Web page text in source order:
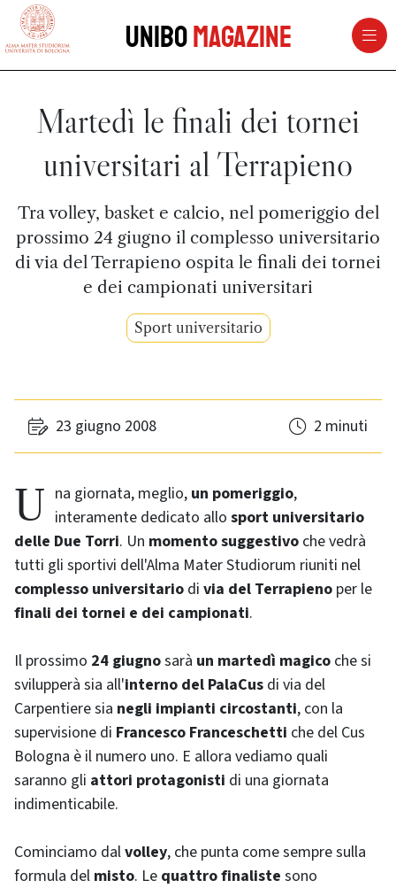
vai al contenuto della pagina
UniboMagazine
Martedì le finali dei tornei
universitari al Terrapieno
Tra volley, basket e calcio, nel pomeriggio del
prossimo 24 giugno il complesso universitario
di via del Terrapieno ospita le finali dei tornei
e dei campionati universitari
Sport universitario
23 giugno 2008 2 minuti
Una giornata, meglio, un pomeriggio,
interamente dedicato allo sport universitario
delle Due Torri. Un momento suggestivo che vedrà
tutti gli sportivi dell'Alma Mater Studiorum riuniti nel
complesso universitario di via del Terrapieno per le
finali dei tornei e dei campionati.
Il prossimo 24 giugnosarà un martedì magico che si
svilupperà sia all'interno del PalaCus di via del
Carpentiere sia negli impianti circostanti, con la
supervisione di Francesco Franceschetti che del Cus
Bologna è il numero uno. E allora vediamo quali
saranno gli attori protagonisti di una giornata
indimenticabile.
Cominciamo dalvolley, che punta come sempre sulla
formula del misto. Le quattro finaliste sono